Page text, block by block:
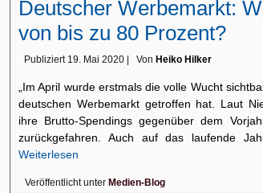
Deutscher Werbemarkt:
von bis zu 80 Prozent?
Publiziert 19. Mai 2020 Von Heiko Hilker
„Im April wurde erstmals die volle Wucht
deutschen Werbemarkt getroffen hat. Laut
ihre Brutto-Spendings gegenüber dem
zurückgefahren. Auch auf das laufende
Weiterlesen
Veröffentlicht unter Medien-Blog